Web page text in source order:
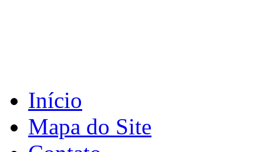
Início
Mapa do Site